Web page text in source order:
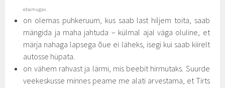
ebamugav.
on olemas puhkeruum, kus saab last hiljem toita, saab
mängida ja maha jahtuda – külmal ajal väga oluline, et
märja nahaga lapsega õue ei läheks, isegi kui saab kiirelt
autosse hüpata.
on vähem rahvast ja lärmi, mis beebit hirmutaks. Suurde
veekeskusse minnes peame me alati arvestama, et Tirts